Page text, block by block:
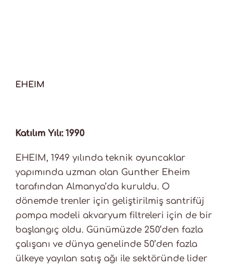
EHEIM
Katılım Yılı: 1990
EHEIM, 1949 yılında teknik oyuncaklar
yapımında uzman olan Gunther Eheim
tarafından Almanya’da kuruldu. O
dönemde trenler için geliştirilmiş santrifüj
pompa modeli akvaryum filtreleri için de bir
başlangıç oldu. Günümüzde 250’den fazla
çalışanı ve dünya genelinde 50’den fazla
ülkeye yayılan satış ağı ile sektöründe lider